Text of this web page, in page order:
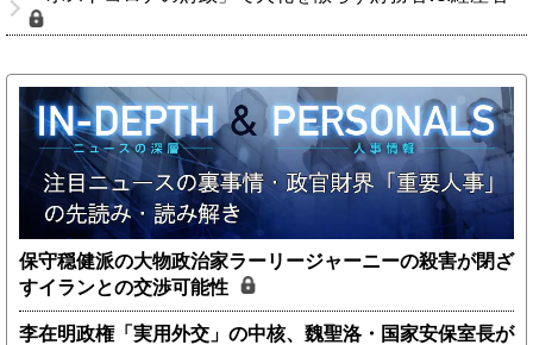
保守穏健派の大物政治家ラーリージャーニーの殺害が閉ざ
すイランとの交渉可能性
李在明政権「実用外交」の中核、魏聖洛・国家安保室長が